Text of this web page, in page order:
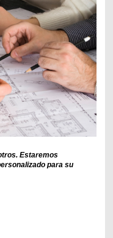
Estaremos
para su